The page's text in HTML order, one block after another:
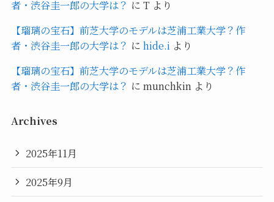
者・渋谷圭一郎の大学は？ に Tより
【瑠璃の宝石】前芝大学のモデルは芝浦工業大学？作
者・渋谷圭一郎の大学は？ に hide.iより
【瑠璃の宝石】前芝大学のモデルは芝浦工業大学？作
者・渋谷圭一郎の大学は？ に munchkinより
Archives
2025年11月
2025年9月